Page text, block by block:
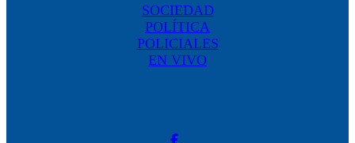
SOCIEDAD
POLÍTICA
POLICIALES
EN VIVO